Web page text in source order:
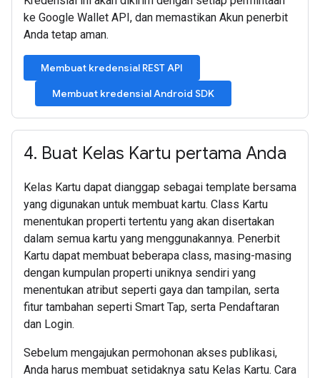
ke Google Wallet API, dan memastikan Akun penerbit
Anda tetap aman.
Membuat kredensial REST API
Membuat kredensial Android SDK
4. Buat Kelas Kartu pertama Anda
Kelas Kartu dapat dianggap sebagai template bersama
yang digunakan untuk membuat kartu. Class Kartu
menentukan properti tertentu yang akan disertakan
dalam semua kartu yang menggunakannya. Penerbit
Kartu dapat membuat beberapa class, masing-masing
dengan kumpulan properti uniknya sendiri yang
menentukan atribut seperti gaya dan tampilan, serta
fitur tambahan seperti Smart Tap, serta Pendaftaran
dan Login.
Sebelum mengajukan permohonan akses publikasi,
Anda harus membuat setidaknya satu Kelas Kartu. Cara